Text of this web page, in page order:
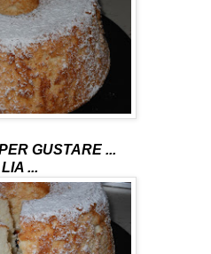
GUSTARE ...
...